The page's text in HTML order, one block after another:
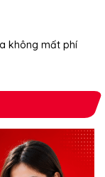
không mất phí